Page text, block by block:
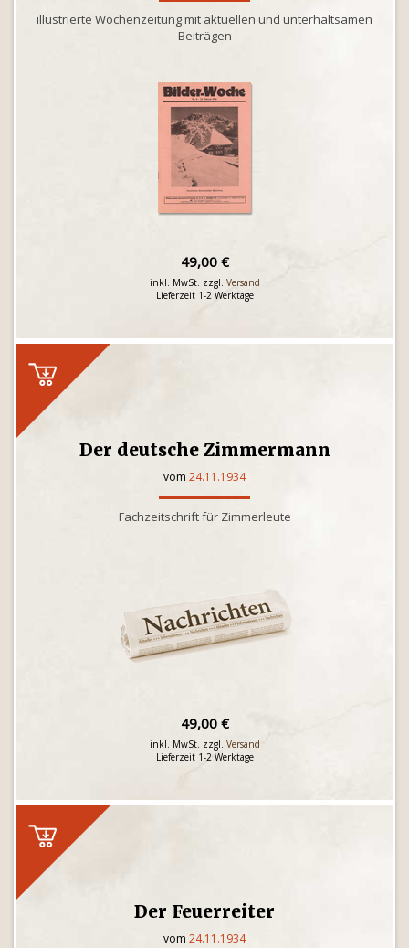
illustrierte Wochenzeitung mit aktuellen und unterhaltsamen
Beiträgen
49,00 €
inkl. MwSt. zzgl. Versand
Lieferzeit 1-2 Werktage
Der deutsche Zimmermann
vom 24.11.1934
Fachzeitschrift für Zimmerleute
49,00 €
inkl. MwSt. zzgl. Versand
Lieferzeit 1-2 Werktage
Der Feuerreiter
vom 24.11.1934